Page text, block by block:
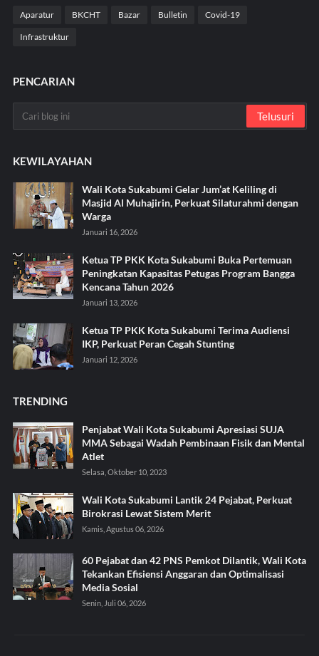
Aparatur BKCHT Bazar Bulletin Covid-19
Infrastruktur
PENCARIAN
KEWILAYAHAN
Wali Kota Sukabumi Gelar Jum’at Keliling di
Masjid Al Muhajirin, Perkuat Silaturahmi dengan
Warga
Januari 16, 2026
Ketua TP PKK Kota Sukabumi Buka Pertemuan
Peningkatan Kapasitas Petugas Program Bangga
Kencana Tahun 2026
Januari 13, 2026
Ketua TP PKK Kota Sukabumi Terima Audiensi
IKP, Perkuat Peran Cegah Stunting
Januari 12, 2026
TRENDING
Penjabat Wali Kota Sukabumi Apresiasi SUJA
MMA Sebagai Wadah Pembinaan Fisik dan Mental
Atlet
Selasa, Oktober 10, 2023
Wali Kota Sukabumi Lantik 24 Pejabat, Perkuat
Birokrasi Lewat Sistem Merit
Kamis, Agustus 06, 2026
60 Pejabat dan 42 PNS Pemkot Dilantik, Wali Kota
Tekankan Efisiensi Anggaran dan Optimalisasi
Media Sosial
Senin, Juli 06, 2026